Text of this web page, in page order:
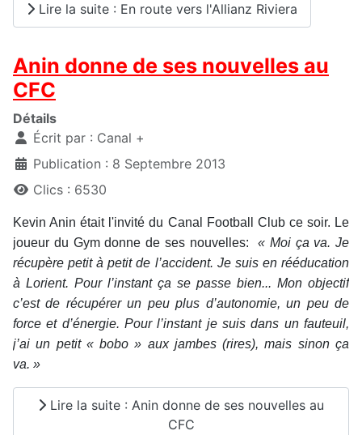
Lire la suite : En route vers l'Allianz Riviera
Anin donne de ses nouvelles au
CFC
Détails
Écrit par : Canal +
Publication : 8 Septembre 2013
Clics : 6530
Kevin Anin était l'invité du Canal Football Club ce soir. Le
joueur du Gym donne de ses nouvelles: « Moi ça va. Je
récupère petit à petit de l’accident. Je suis en rééducation
à Lorient. Pour l’instant ça se passe bien... Mon objectif
c’est de récupérer un peu plus d’autonomie, un peu de
force et d’énergie. Pour l’instant je suis dans un fauteuil,
j’ai un petit « bobo » aux jambes (rires), mais sinon ça
va. »
Lire la suite : Anin donne de ses nouvelles au
CFC